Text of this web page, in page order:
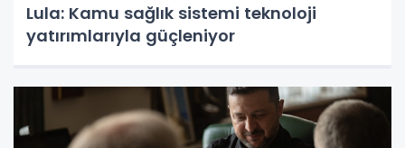
Lula: Kamu sağlık sistemi teknoloji
yatırımlarıyla güçleniyor